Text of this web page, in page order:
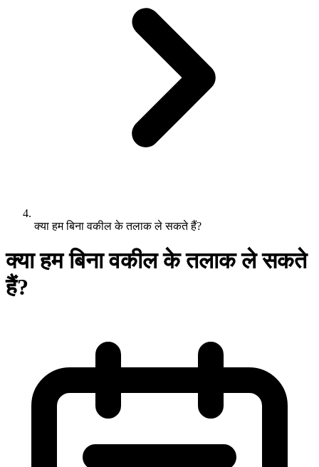
क्या हम बिना वकील के तलाक ले सकते हैं?
क्या हम बिना वकील के तलाक ले सकते
हैं?